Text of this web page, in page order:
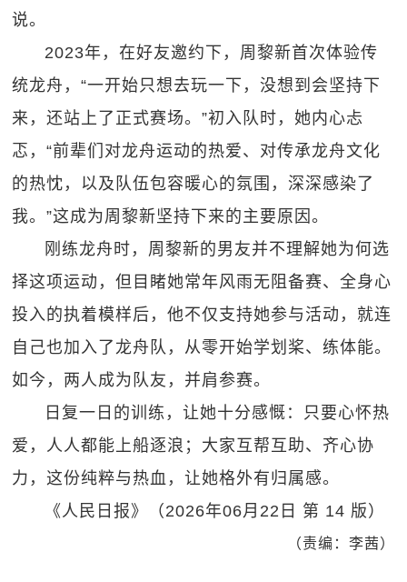
说。
2023年，在好友邀约下，周黎新首次体验传
统龙舟，“一开始只想去玩一下，没想到会坚持下
来，还站上了正式赛场。”初入队时，她内心忐
忑，“前辈们对龙舟运动的热爱、对传承龙舟文化
的热忱，以及队伍包容暖心的氛围，深深感染了
我。”这成为周黎新坚持下来的主要原因。
刚练龙舟时，周黎新的男友并不理解她为何选
择这项运动，但目睹她常年风雨无阻备赛、全身心
投入的执着模样后，他不仅支持她参与活动，就连
自己也加入了龙舟队，从零开始学划桨、练体能。
如今，两人成为队友，并肩参赛。
日复一日的训练，让她十分感慨：只要心怀热
爱，人人都能上船逐浪；大家互帮互助、齐心协
力，这份纯粹与热血，让她格外有归属感。
《人民日报》（2026年06月22日 第 14 版）
（责编：李茜）